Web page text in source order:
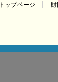
トップページ 財